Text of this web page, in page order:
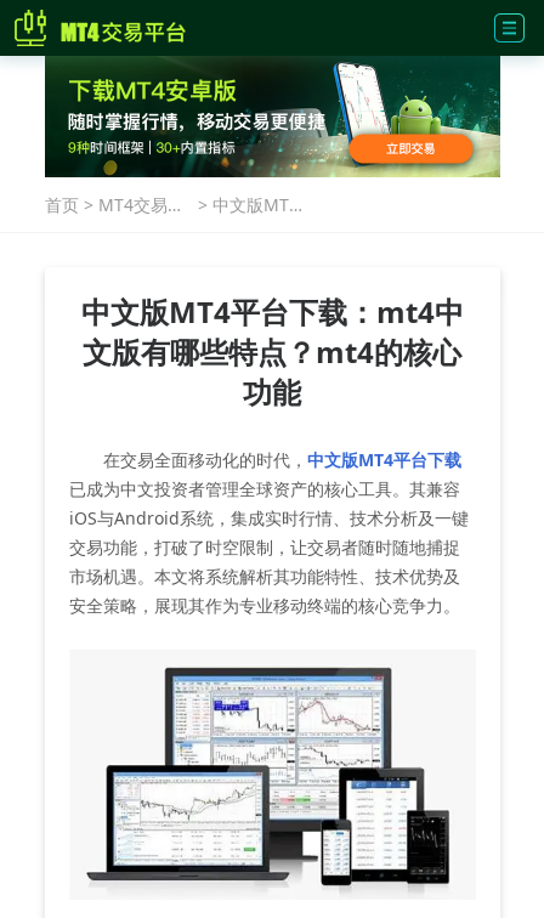
首页 > MT4交易指
> 中文版MT4
点？mt4的
核心功能
中文版MT4平台下载：mt4中
文版有哪些特点？mt4的核心
功能
在交易全面移动化的时代， 中文版MT4平台下载
已成为中文投资者管理全球资产的核心工具。其兼容
iOS与Android系统，集成实时行情、技术分析及一键
交易功能，打破了时空限制，让交易者随时随地捕捉
市场机遇。本文将系统解析其功能特性、技术优势及
安全策略，展现其作为专业移动终端的核心竞争力。